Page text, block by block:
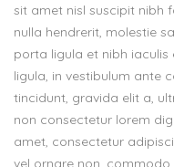
sit amet nisl suscipit nibh
nulla hendrerit, molestie
porta ligula et nibh
ligula, in vestibulum ante
tincidunt, gravida elit a,
non consectetur lorem
amet, consectetur
vel ornare non, commodo